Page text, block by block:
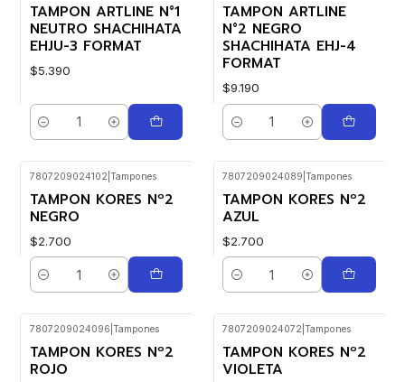
TAMPON ARTLINE N°1
NEUTRO SHACHIHATA
EHJU-3 FORMAT
$5.390
Cantidad
TAMPON ARTLINE
N°2 NEGRO
SHACHIHATA EHJ-4
FORMAT
$9.190
Cantidad
7807209024102 Tampones
TAMPON KORES Nº2
NEGRO
$2.700
Cantidad
7807209024089 Tampones
TAMPON KORES Nº2
AZUL
$2.700
Cantidad
7807209024096 Tampones
TAMPON KORES Nº2
ROJO
7807209024072 Tampones
TAMPON KORES Nº2
VIOLETA